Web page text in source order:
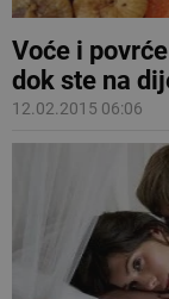
Voće i
dok ste na
12.02.2015 06:06